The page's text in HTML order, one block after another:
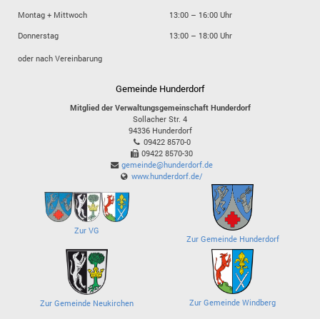
Montag + Mittwoch
13:00 – 16:00 Uhr
Donnerstag
13:00 – 18:00 Uhr
oder nach Vereinbarung
Gemeinde Hunderdorf
Mitglied der Verwaltungsgemeinschaft Hunderdorf
Sollacher Str. 4
94336 Hunderdorf
09422 8570-0
09422 8570-30
gemeinde@hunderdorf.de
www.hunderdorf.de/
Zur VG
Zur Gemeinde Hunderdorf
Zur Gemeinde Neukirchen Zur Gemeinde Windberg